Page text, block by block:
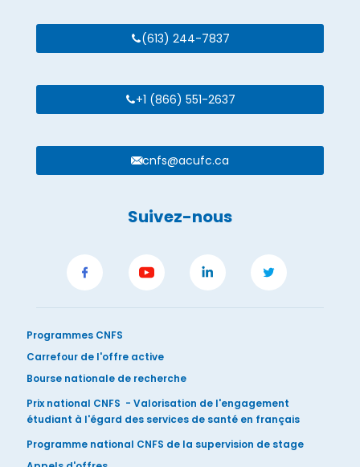
(613) 244-7837
+1 (866) 551-2637
cnfs@acufc.ca
Suivez-nous
Programmes CNFS
Carrefour de l'offre active
Bourse nationale de recherche
Prix national CNFS - Valorisation de l'engagement
étudiant à l'égard des services de santé en français
Programme national CNFS de la supervision de stage